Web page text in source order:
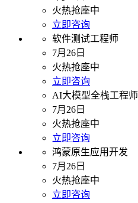
火热抢座中
立即咨询
软件测试工程师
7月26日
火热抢座中
立即咨询
AI大模型全栈工程师
7月26日
火热抢座中
立即咨询
鸿蒙原生应用开发
7月26日
火热抢座中
立即咨询